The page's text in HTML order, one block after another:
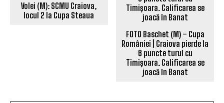
Volei (M): SCMU Craiova,
locul 2 la Cupa Steaua
FOTO Baschet (M) – Cupa
României | Craiova pierde la
6 puncte turul cu
Timișoara. Calificarea se
joacă în Banat